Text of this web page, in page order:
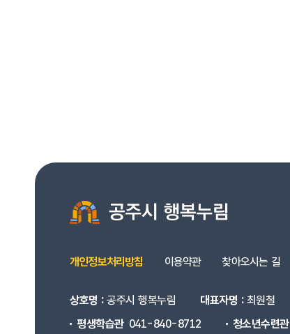
개인정보처리방침 이용약관 찾아오시는 길
상호명 :공주시 행복누림 대표자명 :최원철
평생학습관 041-840-8712 청소년수련관